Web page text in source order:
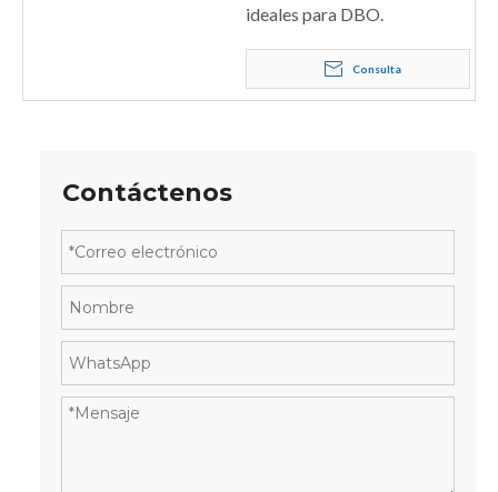
ideales para DBO.
Consulta
Contáctenos